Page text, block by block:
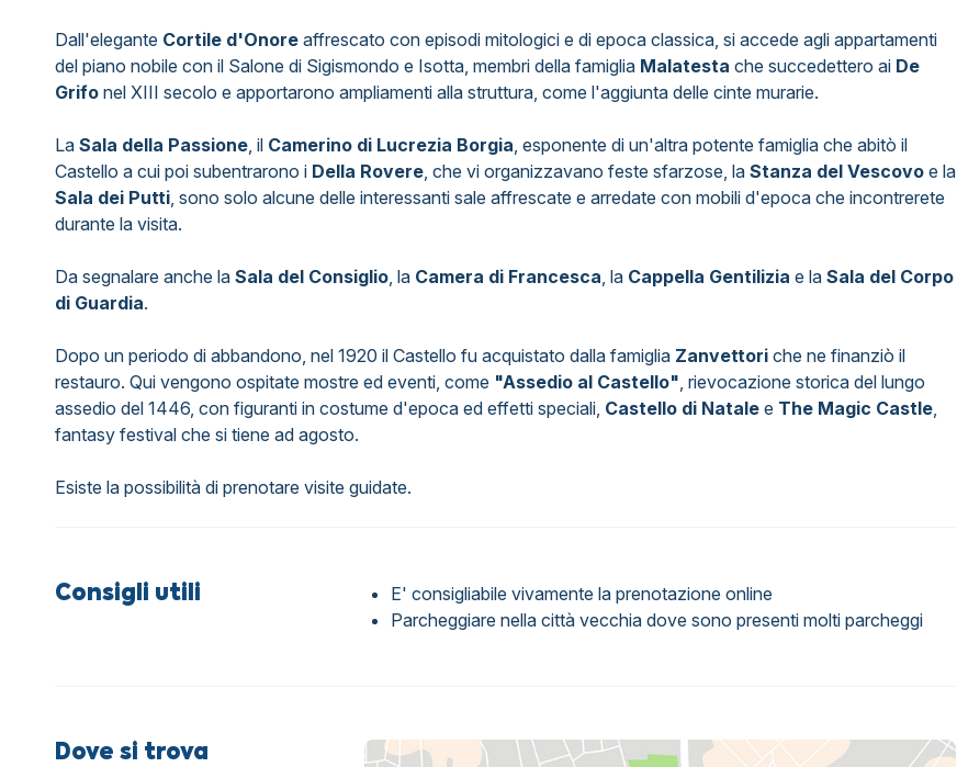
Dall'elegante Cortile d'Onoreaffrescato con episodi mitologici e di epoca classica, si accede agli appartamenti
del piano nobile con il Salone di Sigismondo e Isotta, membri della famiglia Malatesta che succedettero ai De
Grifonel XIII secolo e apportarono ampliamenti alla struttura, come l'aggiunta delle cinte murarie.
La Sala della Passione, il Camerino di Lucrezia Borgia, esponente di un'altra potente famiglia che abitò il
Castello a cui poi subentrarono i Della Rovere, che vi organizzavano feste sfarzose, la Stanza del Vescovoe la
Sala dei Putti, sono solo alcune delle interessanti sale affrescate e arredate con mobili d'epoca che incontrerete
durante la visita.
Da segnalare anche la Sala del Consiglio, la Camera di Francesca, la Cappella Gentilizia e la Sala del Corpo
di Guardia.
Dopo un periodo di abbandono, nel 1920 il Castello fu acquistato dalla famiglia Zanvettori che ne finanziò il
restauro. Qui vengono ospitate mostre ed eventi, come "Assedio al Castello", rievocazione storica del lungo
assedio del 1446, con figuranti in costume d'epoca ed effetti speciali, Castello di Natalee The Magic Castle,
fantasy festival che si tiene ad agosto.
Esiste la possibilità di prenotare visite guidate.
Consigli utili
E' consigliabile vivamente la prenotazione online
Parcheggiare nella città vecchia dove sono presenti molti parcheggi
Dove si trova